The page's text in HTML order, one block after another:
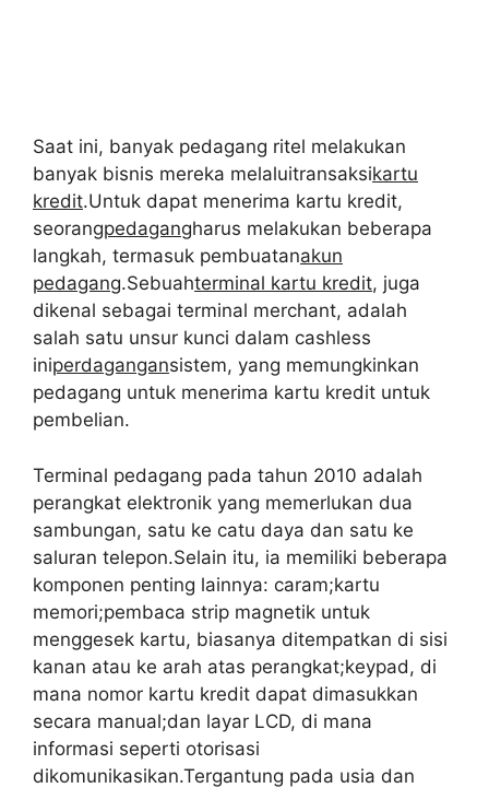
Saat ini, banyak pedagang ritel melakukan
banyak bisnis mereka melaluitransaksikartu
kredit.Untuk dapat menerima kartu kredit,
seorangpedagangharus melakukan beberapa
langkah, termasuk pembuatanakun
pedagang.Sebuahterminal kartu kredit, juga
dikenal sebagai terminal merchant, adalah
salah satu unsur kunci dalam cashless
iniperdagangansistem, yang memungkinkan
pedagang untuk menerima kartu kredit untuk
pembelian.
Terminal pedagang pada tahun 2010 adalah
perangkat elektronik yang memerlukan dua
sambungan, satu ke catu daya dan satu ke
saluran telepon.Selain itu, ia memiliki beberapa
komponen penting lainnya: caram;kartu
memori;pembaca strip magnetik untuk
menggesek kartu, biasanya ditempatkan di sisi
kanan atau ke arah atas perangkat;keypad, di
mana nomor kartu kredit dapat dimasukkan
secara manual;dan layar LCD, di mana
informasi seperti otorisasi
dikomunikasikan.Tergantung pada usia dan